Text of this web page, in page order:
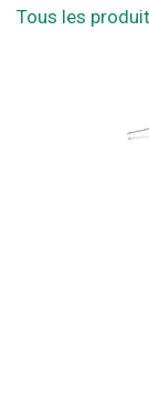
Tous les